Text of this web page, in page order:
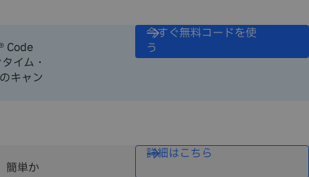
Code
イム・
キャン
今すぐ無料コードを使
う
簡単か
詳細はこちら